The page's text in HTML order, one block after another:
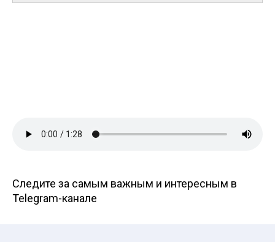
Следите за самым важным и интересным в
Telegram-канале